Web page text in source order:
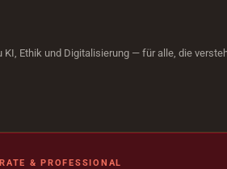
KI, Ethik und Digitalisierung — für alle, die
& PROFESSIONAL